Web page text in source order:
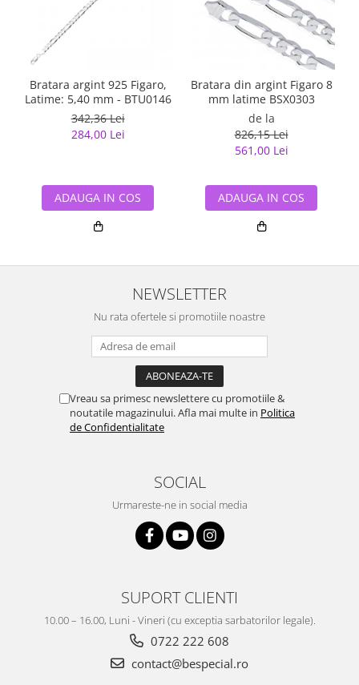
Bratara argint 925 Figaro,
Latime: 5,40 mm - BTU0146
342,36 Lei
284,00 Lei
ADAUGA IN COS
Bratara din argint Figaro 8
mm latime BSX0303
de la
826,15 Lei
561,00 Lei
ADAUGA IN COS
NEWSLETTER
Nu rata ofertele si promotiile noastre
Vreau sa primesc newslettere cu promotiile &
noutatile magazinului. Afla mai multe in Politica
de Confidentialitate
SOCIAL
Urmareste-ne in social media
SUPORT CLIENTI
10.00 – 16.00, Luni - Vineri (cu exceptia sarbatorilor legale).
0722 222 608
contact@bespecial.ro